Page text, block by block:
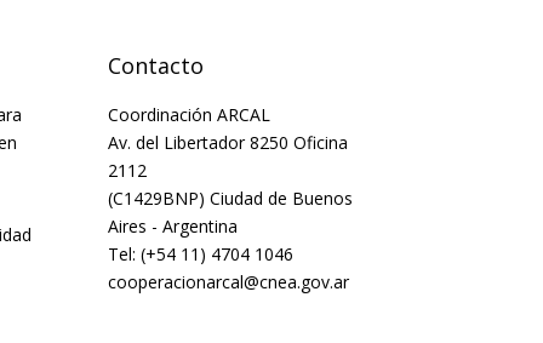
Contacto
Coordinación ARCAL
Av. del Libertador 8250 Oficina
2112
(C1429BNP) Ciudad de Buenos
Aires - Argentina
Tel: (+54 11) 4704 1046
cooperacionarcal@cnea.gov.ar